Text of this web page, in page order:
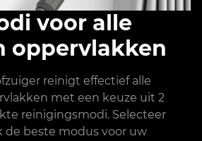
voor alle
oppervlakken
reinigt effectief alle
met een keuze uit 2
reinigingsmodi. Selecteer
de beste modus voor uw